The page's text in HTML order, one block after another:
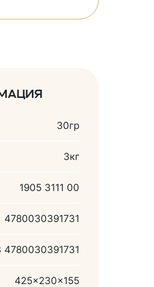
30гр
3кг
1905 3111 00
4780030391731
4780030391731
425x230x155